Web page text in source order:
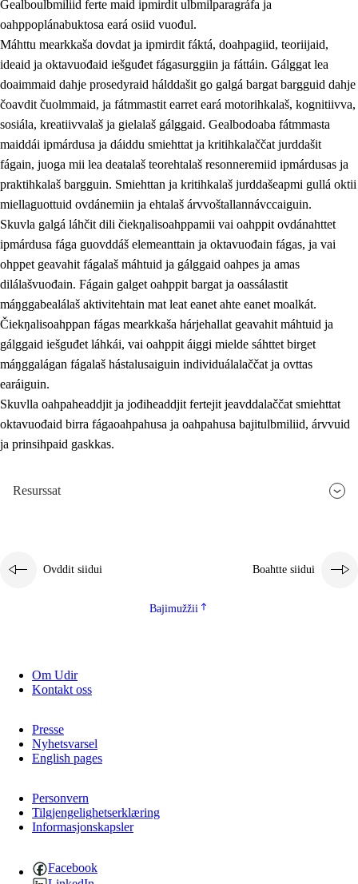
2.3 Vuođđogálggat
2.4 Oahppat oahppat
Fágaidrasttideaddji fáttát
Gealboulbmiliid ferte maid ipmirdit ulbmilparagráfa ja
oahppoplánabuktosa eará osiid vuođul.
Máhttu mearkkaša dovdat ja ipmirdit fáktá, doahpagiid, teoriijaid,
ideaid ja oktavuođaid iešguđet fágasurggiin ja fáttáin. Gálggat lea
doaimmaid dahje prosedyraid hálddašit go galgá bargat bargguid dahje
čoavdit čuolmmaid, ja fátmmastit earret eará motorihkalaš, kognitiivva,
sosiála, kreatiivvalaš ja gielalaš gálggaid. Gealbodoaba fátmmasta
maiddái ipmárdusa ja dáiddu smiehttat ja kritihkalaččat jurddašit
fágain, juoga mii lea deaŧalaš teorehtalaš resonneremiid ipmárdusas ja
praktihkalaš bargguin. Smiehttan ja kritihkalaš jurddašeapmi gullá oktii
miellaguottuid ovdánemiin ja ehtalaš árvvoštallannávccaiguin.
Skuvla galgá láhčit dili čiekŋalisoahppamii vai oahppit ovdánahttet
ipmárdusa fága guovddáš elemeanttain ja oktavuođain fágas, ja vai
ohppet geavahit fágalaš máhtuid ja gálggaid oahpes ja amas
dilálašvuođain. Fágain galget oahppit bargat ja oassálastit
máŋggabealálaš aktivitehtain mat leat eanet ahte eanet moalkát.
Čiekŋalisoahppan fágas mearkkaša hárjehallat geavahit máhtuid ja
gálggaid iešguđet láhkái, vai oahppit áiggi mielde sáhttet birget
máŋggalágan fágalaš hástalusaiguin individuálalaččat ja ovttas
earáiguin.
Skuvlla oahpaheaddjit ja jođiheaddjit fertejit jeavddalaččat smiehttat
oktavuođaid birra fágaoahpahusa ja oahpahusa bajitulbmiliid, árvvuid
ja prinsihpaid gaskkas.
Resurssat
Ovddit siidui Boahtte siidui
Bajimužžii
Om Udir
Kontakt oss
Presse
Nyhetsvarsel
English pages
Personvern
Tilgjengelighetserklæring
Informasjonskapsler
Facebook